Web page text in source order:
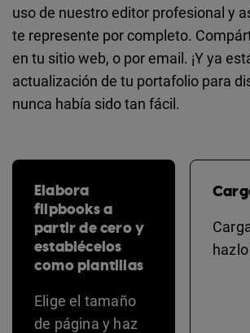
uso de nuestro editor profesional y
te represente por completo.
en tu sitio web, o por email. ¡Y ya
actualización de tu portafolio para
nunca había sido tan fácil.
Elabora
flipbooks a
partir de cero y
establécelos
como plantillas
Elige el tamaño
de página y haz